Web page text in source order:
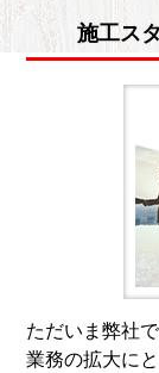
施工ス
ただいま弊社
業務の拡大に